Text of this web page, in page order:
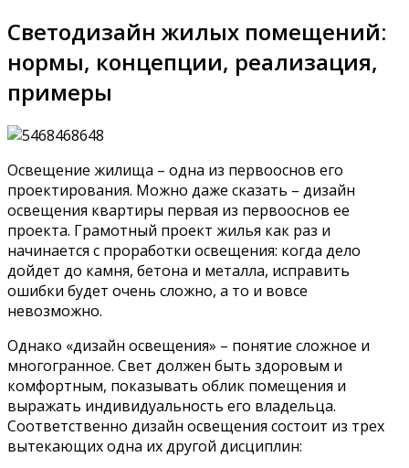
Светодизайн жилых помещений:
нормы, концепции, реализация,
примеры
Освещение жилища – одна из первооснов его
проектирования. Можно даже сказать – дизайн
освещения квартиры первая из первооснов ее
проекта. Грамотный проект жилья как раз и
начинается с проработки освещения: когда дело
дойдет до камня, бетона и металла, исправить
ошибки будет очень сложно, а то и вовсе
невозможно.
Однако «дизайн освещения» – понятие сложное и
многогранное. Свет должен быть здоровым и
комфортным, показывать облик помещения и
выражать индивидуальность его владельца.
Соответственно дизайн освещения состоит из трех
вытекающих одна их другой дисциплин: